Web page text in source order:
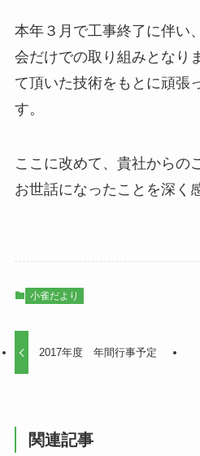
本年３月で工事終了に伴い
会だけでの取り組みとなり
て頂いた技術をもとに頑張
す。
ここに改めて、貴社からの
お世話になったことを深く
小雀だより
2017年度 年間行事予定
関連記事